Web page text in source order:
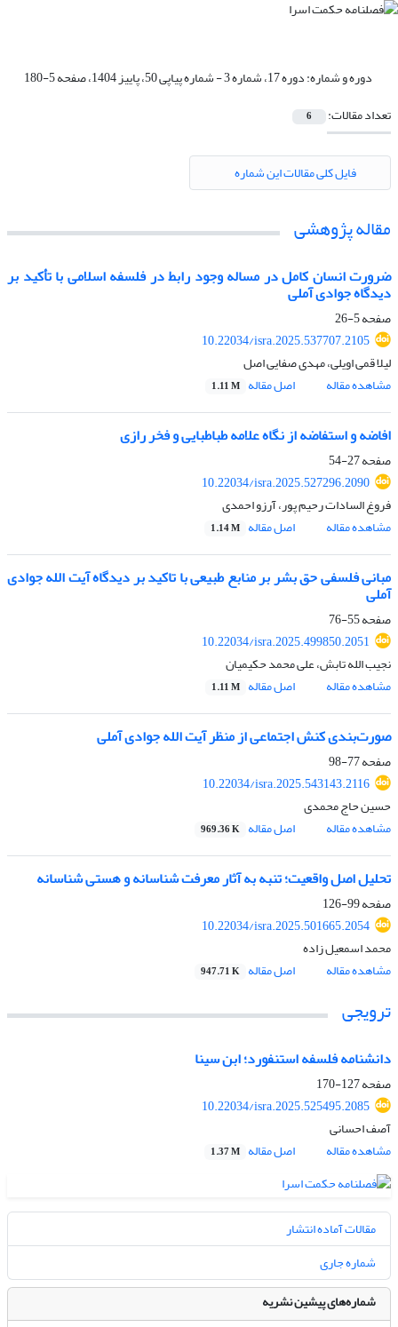
دوره و شماره:دوره 17، شماره 3 - شماره پیاپی 50، پاییز 1404، صفحه 5-180
تعداد مقالات:
6
فایل کلی مقالات این شماره
مقاله پژوهشی
ضرورت انسان کامل در مساله وجود رابط در فلسفه اسلامی با تأکید بر
دیدگاه جوادی آملی
صفحه5-26
10.22034/isra.2025.537707.2105
لیلا قمی اویلی، مهدی صفایی اصل
مشاهده مقاله
اصل مقاله 1.11 M
افاضه و استفاضه از نگاه علامه طباطبایی و فخر رازی
صفحه27-54
10.22034/isra.2025.527296.2090
فروغ السادات رحیم پور، آرزو احمدی
مشاهده مقاله
اصل مقاله 1.14 M
مبانی فلسفی حق بشر بر منابع طبیعی با تاکید بر دیدگاه آیت الله جوادی
آملی
صفحه55-76
10.22034/isra.2025.499850.2051
نجیب الله تابش، علی محمد حکیمیان
مشاهده مقاله
اصل مقاله 1.11 M
صورت‌بندی کنش اجتماعی از منظر آیت الله جوادی آملی
صفحه77-98
10.22034/isra.2025.543143.2116
حسین حاج محمدی
مشاهده مقاله
اصل مقاله 969.36 K
تحلیل اصل واقعیت؛ تنبه به آثار معرفت شناسانه و هستی شناسانه
صفحه99-126
10.22034/isra.2025.501665.2054
محمد اسمعیل زاده
مشاهده مقاله
اصل مقاله 947.71 K
ترویجی
دانشنامه فلسفه استنفورد؛ ابن سینا
صفحه127-170
10.22034/isra.2025.525495.2085
آصف احسانی
مشاهده مقاله
اصل مقاله 1.37 M
مقالات آماده انتشار
شماره جاری
شماره‌های پیشین نشریه